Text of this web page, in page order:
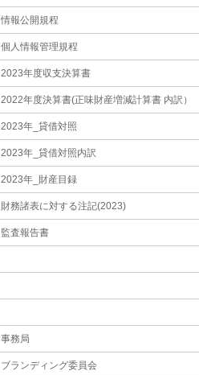
情報公開規程
個人情報管理規程
2023年度収支決算書
2022年度決算書(正味財産増減計算書 内訳）
2023年_貸借対照
2023年_貸借対照内訳
2023年_財産目録
財務諸表に対する注記(2023)
監査報告書
事務局
ブランディング委員会